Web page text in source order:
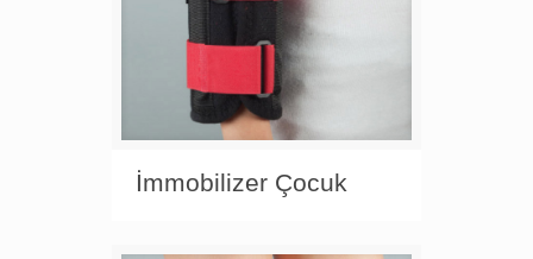
İmmobilizer Çocuk